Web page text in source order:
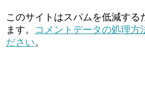
このサイトはスパムを低減する
ます。
コメントデータの処理方
ださい。